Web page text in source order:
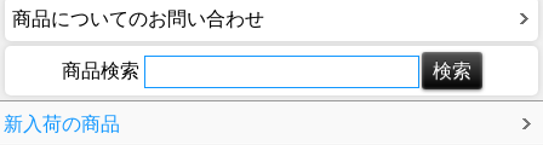
商品についてのお問い合わせ
商品検索
新入荷の商品